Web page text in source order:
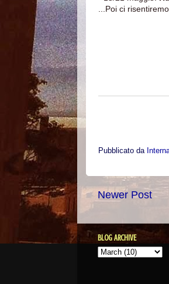
...Poi ci
Pubblicato da
Newer Post
BLOG ARCHIVE